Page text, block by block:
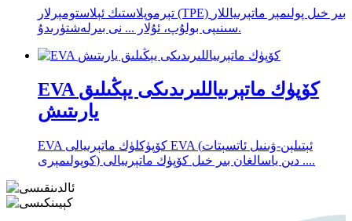
تېرموپلاستىك ئېلاستومېرلار (TPE) بىر خىل پولىمېر ماتېرىياللار
سىنىپى بولۇپ، ئۇلار ... نى بىرلەشتۈرىدۇ.
EVA كۆپۈك ماتېرىياللىرىدىكى يېڭىلىق
يارىتىش
EVA كۆپۈكلۈك ماتېرىيالى EVA (ئېتىلېن-ۋىنىل ئاتسېتات
كوپولىمېرى) دىن ياسالغان بىر خىل كۆپۈك ماتېرىيالى ....